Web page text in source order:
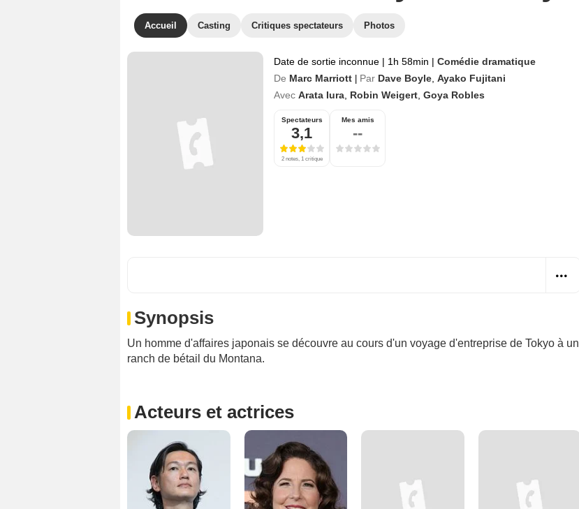
Accueil Casting Critiques spectateurs Photos
Date de sortie inconnue | 1h 58min | Comédie dramatique
De Marc Marriott Par Dave Boyle Ayako Fujitani
Avec Arata Iura Robin Weigert Goya Robles
Spectateurs
3,1
2 notes, 1 critique
Mes amis
--
Synopsis
Un homme d'affaires japonais se découvre au cours d'un voyage d'entreprise de Tokyo à un
ranch de bétail du Montana.
Acteurs et actrices